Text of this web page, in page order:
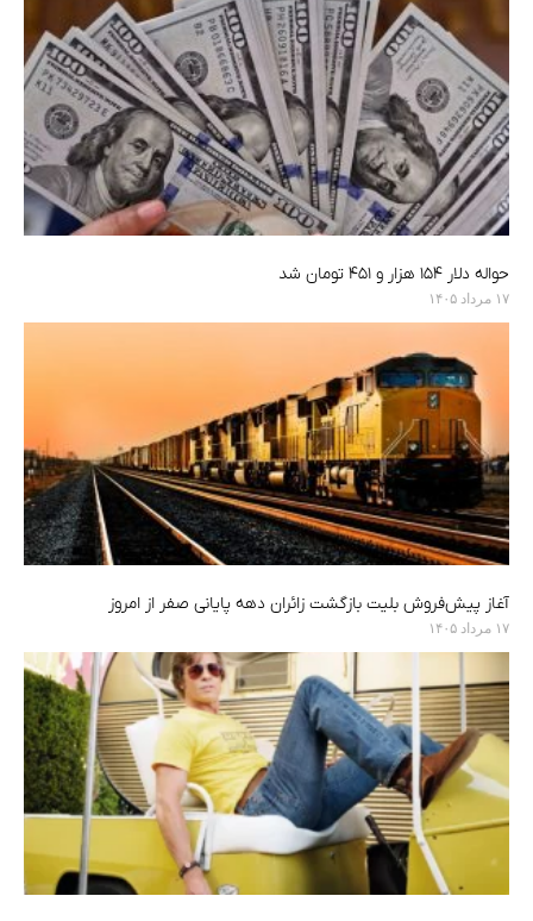
حواله دلار ۱۵۴ هزار و ۴۵۱ تومان شد
۱۷ مرداد ۱۴۰۵
آغاز پیش‌فروش بلیت بازگشت زائران دهه پایانی صفر از امروز
۱۷ مرداد ۱۴۰۵